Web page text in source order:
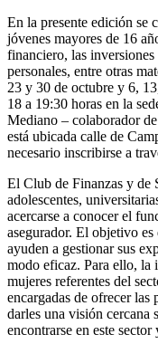
En la presente edición se
jóvenes mayores de 16
financiero, las
personales, entre otras
23 y 30 de octubre y 6,
18 a 19:30 horas en la
Mediano – colaborador
está ubicada calle de
necesario inscribirse a
El Club de Finanzas y de
adolescentes,
acercarse a conocer el
asegurador. El objetivo
ayuden a gestionar sus
modo eficaz. Para ello, la
mujeres referentes del
encargadas de ofrecer las
darles una visión cercana
encontrarse en este sector